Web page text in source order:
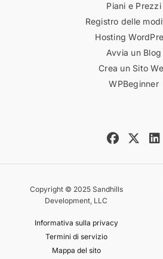
Piani e Prezzi
Registro delle
Hosting
Avvia un Blog
Crea un Sito
WPBeginner
Copyright © 2025 Sandhills
Development, LLC
Informativa sulla privacy
Termini di servizio
Mappa del sito